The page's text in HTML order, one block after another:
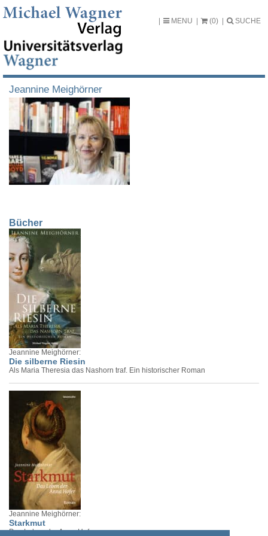
MENU (0) SUCHE
Jeannine Meighörner
Bücher
Jeannine Meighörner:
Die silberne Riesin
Als Maria Theresia das Nashorn traf. Ein historischer Roman
Jeannine Meighörner:
Starkmut
Das Leben der Anna Hofer